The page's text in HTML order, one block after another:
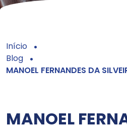
Início
Blog
MANOEL FERNANDES DA
MANOEL